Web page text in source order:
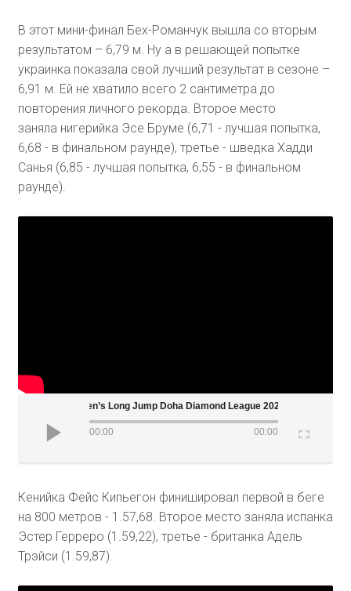
В этот мини-финал Бех-Романчук вышла со вторым
результатом – 6,79 м. Ну а в решающей попытке
украинка показала свой лучший результат в сезоне –
6,91 м. Ей не хватило всего 2 сантиметра до
повторения личного рекорда. Второе место
заняла нигерийка Эсе Бруме (6,71 - лучшая попытка,
6,68 - в финальном раунде), третье - шведка Хадди
Санья (6,85 - лучшая попытка, 6,55 - в финальном
раунде).
Women’s Long Jump Doha Diamond League 2020
00:00 00:00
Кенийка Фейс Кипьегон финишировал первой в беге
на 800 метров - 1.57,68. Второе место заняла испанка
Эстер Герреро (1.59,22), третье - британка Адель
Трэйси (1.59,87).